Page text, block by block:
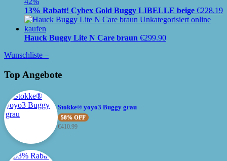
13% Rabatt! Cybex Gold Buggy LIBELLE beige €228.19
Hauck Buggy Lite N Care braun €299.90
Wunschliste –
Top Angebote
Stokke® yoyo3 Buggy grau
58% OFF
€410.99